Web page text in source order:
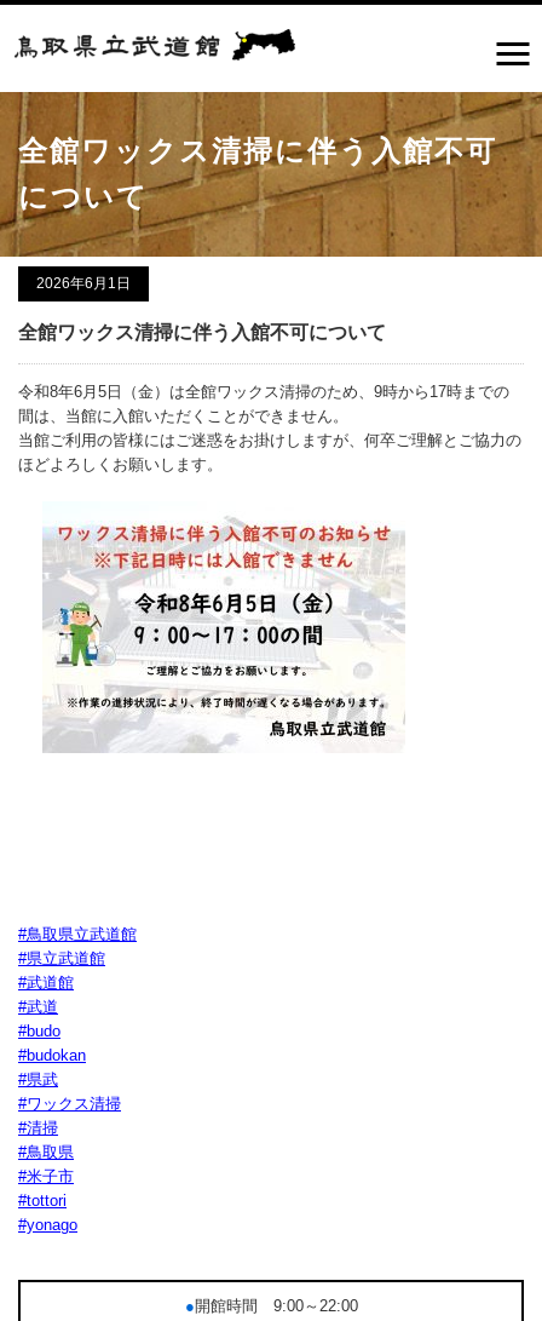
全館ワックス清掃に伴う入館不可
について
2026年6月1日
全館ワックス清掃に伴う入館不可について
令和8年6月5日（金）は全館ワックス清掃のため、9時から17時までの
間は、当館に入館いただくことができません。
当館ご利用の皆様にはご迷惑をお掛けしますが、何卒ご理解とご協力の
ほどよろしくお願いします。
#鳥取県立武道館
#県立武道館
#武道館
#武道
#budo
#budokan
#県武
#ワックス清掃
#清掃
#鳥取県
#米子市
#tottori
#yonago
●開館時間 9:00～22:00